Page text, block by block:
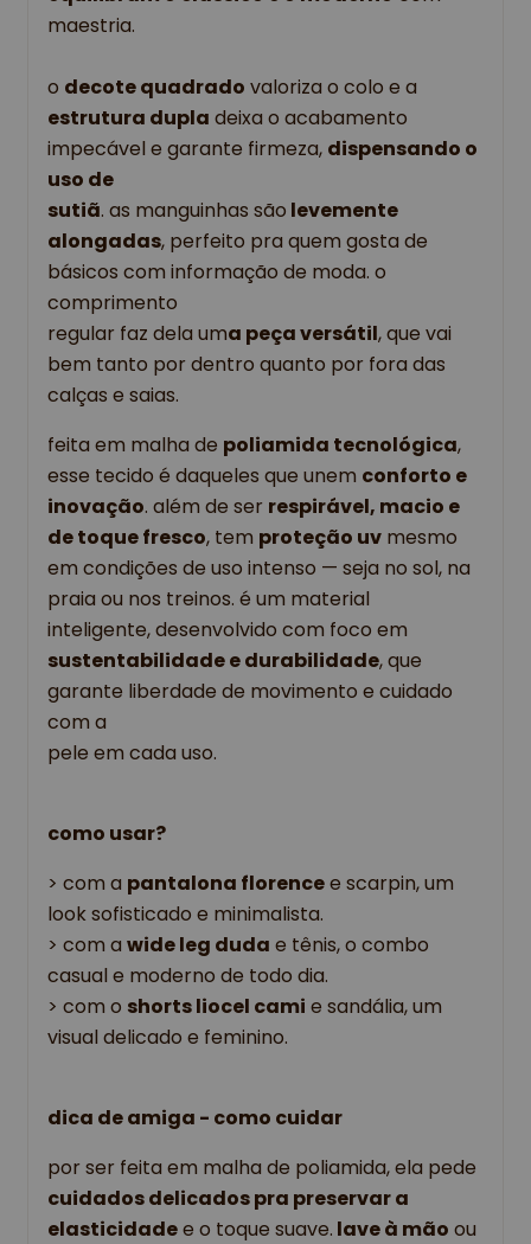
maestria.
o decote quadrado
estrutura dupla deixa o acabamento
impecável e garante firmeza, dispensando o
uso de
sutiã. as manguinhas são levemente
alongadas, perfeito pra quem gosta de
básicos com informação de moda. o
comprimento
regular faz dela uma peça versátil, que vai
bem tanto por dentro quanto por fora das
calças e saias.
feita em malha de poliamida tecnológica,
esse tecido é daqueles que unem conforto e
inovação. além de ser respirável, macio e
de toque fresco, tem proteção uv mesmo
em condições de uso intenso — seja no sol, na
praia ou nos treinos. é um material
sustentabilidade e durabilidade, que
garante liberdade de movimento e cuidado
com a
pele em cada uso.
como usar?
> com a pantalona florence e scarpin, um
look sofisticado e minimalista.
> com a wide leg duda e tênis, o combo
casual e moderno de todo dia.
> com o shorts liocel cami e sandália, um
visual delicado e feminino.
dica de amiga - como cuidar
por ser feita em malha de poliamida, ela pede
cuidados delicados pra preservar a
elasticidadee o toque suave. lave à mão ou